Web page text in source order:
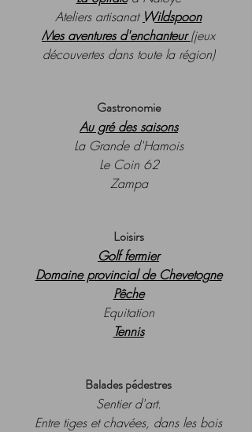
Ateliers artisanat Wildspoon
Mes aventures d'enchanteur(jeux
découvertes dans toute la région)
Gastronomie
Au gré des saisons
La Grande d'Hamois
Le Coin 62
Zampa
Loisirs
Golf fermier
Domaine provincial de Chevetogne
Pêche
Equitation
Tennis
Balades pédestres
Sentier d'art.
Entre tiges et chavées, dans les bois